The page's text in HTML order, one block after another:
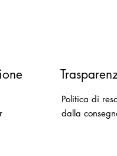
Politica di
dalla